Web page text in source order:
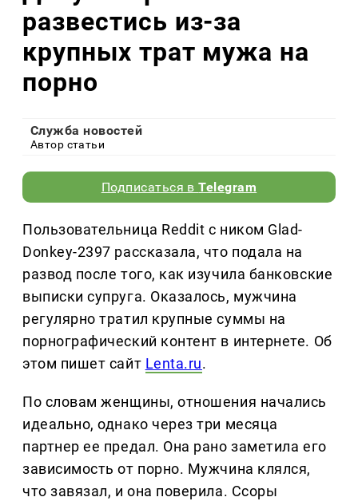
развестись из-за
крупных трат мужа на
порно
Служба новостей
Автор статьи
Подписаться вTelegram
Пользовательница Reddit с ником Glad-
Donkey-2397 рассказала, что подала на
развод после того, как изучила банковские
выписки супруга. Оказалось, мужчина
регулярно тратил крупные суммы на
порнографический контент в интернете. Об
этом пишет сайт Lenta.ru.
По словам женщины, отношения начались
идеально, однако через три месяца
партнер ее предал. Она рано заметила его
зависимость от порно. Мужчина клялся,
что завязал, и она поверила. Ссоры